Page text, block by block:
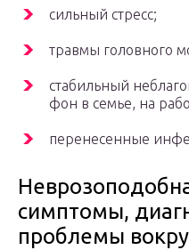
сильный стресс;
травмы головного
стабильный
фон в семье, на
перенесенные
симптомы,
проблемы